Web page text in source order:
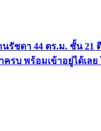
รัชดา 44 ตร.ม. ชั้น 21
รบ พร้อมเข้าอยู่ได้เลย